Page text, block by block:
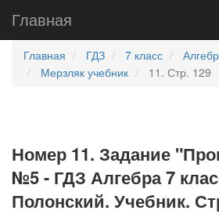
Главная
Главная ГДЗ 7 класс
Мерзляк учебник
11. Стр. 129
Номер 11. Задание
№5 - ГДЗ Алгебра 7
Полонский. Учебник.